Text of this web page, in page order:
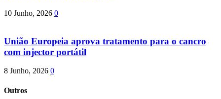
10 Junho, 2026 0
União Europeia aprova tratamento para o cancro
com injector portátil
8 Junho, 2026 0
Outros